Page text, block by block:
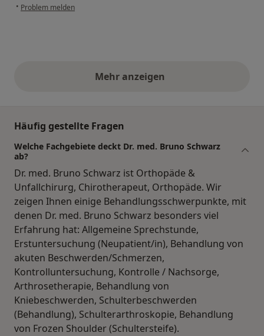
• Problem melden
Mehr anzeigenobige Stellungnahmen
Häufig gestellte Fragen
Welche Fachgebiete deckt Dr. med. Bruno Schwarz
ab?
Dr. med. Bruno Schwarz ist Orthopäde &
Unfallchirurg, Chirotherapeut, Orthopäde. Wir
zeigen Ihnen einige Behandlungsschwerpunkte, mit
denen Dr. med. Bruno Schwarz besonders viel
Erfahrung hat: Allgemeine Sprechstunde,
Erstuntersuchung (Neupatient/in), Behandlung von
akuten Beschwerden/Schmerzen,
Kontrolluntersuchung, Kontrolle / Nachsorge,
Arthrosetherapie, Behandlung von
Kniebeschwerden, Schulterbeschwerden
(Behandlung), Schulterarthroskopie, Behandlung
von Frozen Shoulder (Schultersteife).